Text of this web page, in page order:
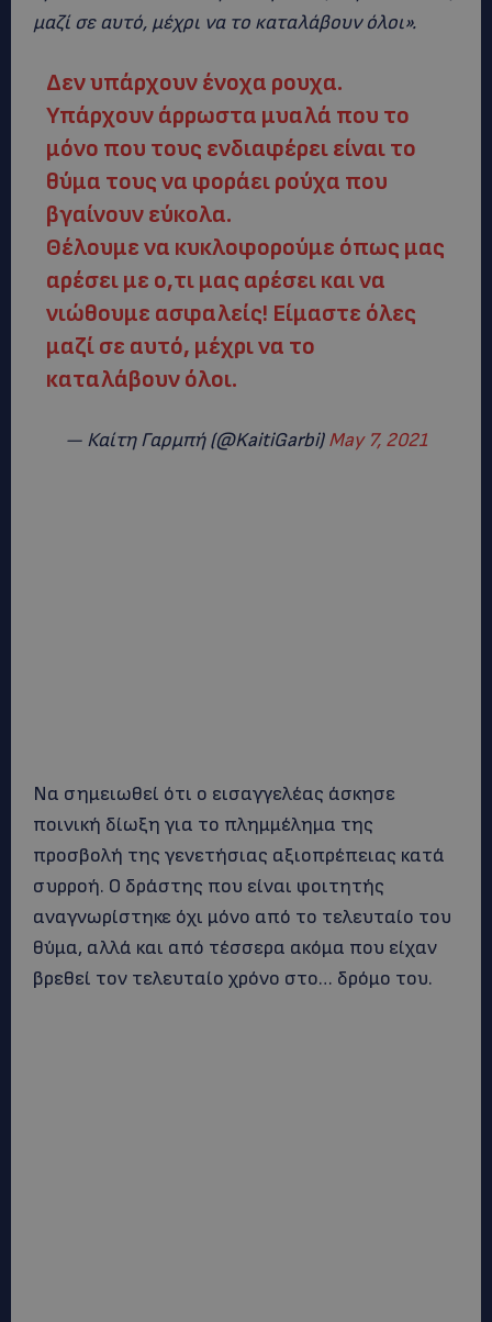
μαζί σε αυτό, μέχρι να το καταλάβουν όλοι».
Δεν υπάρχουν ένοχα ρουχα.
Υπάρχουν άρρωστα μυαλά που το
μόνο που τους ενδιαφέρει είναι το
θύμα τους να φοράει ρούχα που
βγαίνουν εύκολα.
Θέλουμε να κυκλοφορούμε όπως μας
αρέσει με ο,τι μας αρέσει και να
νιώθουμε ασφαλείς! Είμαστε όλες
μαζί σε αυτό, μέχρι να το
καταλάβουν όλοι.
— Καίτη Γαρμπή (@KaitiGarbi)May 7, 2021
Να σημειωθεί ότι ο εισαγγελέας άσκησε
ποινική δίωξη για το πλημμέλημα της
προσβολή της γενετήσιας αξιοπρέπειας κατά
συρροή. Ο δράστης που είναι φοιτητής
αναγνωρίστηκε όχι μόνο από το τελευταίο του
θύμα, αλλά και από τέσσερα ακόμα που είχαν
βρεθεί τον τελευταίο χρόνο στο… δρόμο του.